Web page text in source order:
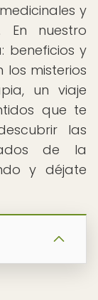
y
En nuestro
beneficios y
los misterios
un viaje
que te
las
de la
y déjate